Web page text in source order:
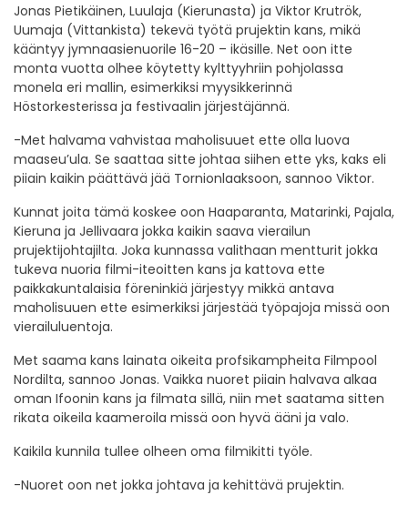
Jonas Pietikäinen, Luulaja (Kierunasta) ja Viktor Krutrök,
Uumaja (Vittankista) tekevä työtä prujektin kans, mikä
kääntyy jymnaasienuorile 16-20 – ikäsille. Net oon itte
monta vuotta olhee köytetty kylttyyhriin pohjolassa
monela eri mallin, esimerkiksi myysikkerinnä
Höstorkesterissa ja festivaalin järjestäjännä.
-Met halvama vahvistaa maholisuuet ette olla luova
maaseu’ula. Se saattaa sitte johtaa siihen ette yks, kaks eli
piiain kaikin päättävä jää Tornionlaaksoon, sannoo Viktor.
Kunnat joita tämä koskee oon Haaparanta, Matarinki, Pajala,
Kieruna ja Jellivaara jokka kaikin saava vierailun
prujektijohtajilta. Joka kunnassa valithaan mentturit jokka
tukeva nuoria filmi-iteoitten kans ja kattova ette
paikkakuntalaisia föreninkiä järjestyy mikkä antava
maholisuuen ette esimerkiksi järjestää työpajoja missä oon
vierailuluentoja.
Met saama kans lainata oikeita profsikampheita Filmpool
Nordilta, sannoo Jonas. Vaikka nuoret piiain halvava alkaa
oman Ifoonin kans ja filmata sillä, niin met saatama sitten
rikata oikeila kaameroila missä oon hyvä ääni ja valo.
Kaikila kunnila tullee olheen oma filmikitti työle.
-Nuoret oon net jokka johtava ja kehittävä prujektin.